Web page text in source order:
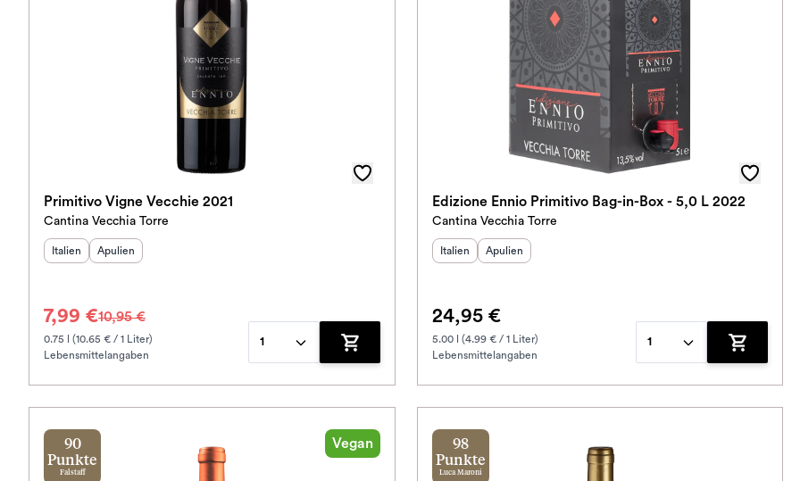
Primitivo Vigne Vecchie 2021
Cantina Vecchia Torre
Herkunftsland:
Italien Herkunftsregion
Apulien
7,99 €10,95 €
0.75 l (10.65 € / 1 Liter)
Lebensmittelangaben
1
Zum Warenkorb hinzufügen
Edizione Ennio Primitivo Bag-in-Box - 5,0 L 2022
Cantina Vecchia Torre
Herkunftsland:
Italien Herkunftsregion
Apulien
24,95 €
5.00 l (4.99 € / 1 Liter)
Lebensmittelangaben
1
Zum
90
Punkte
Falstaff
Vegan
98
Punkte
Luca Maroni